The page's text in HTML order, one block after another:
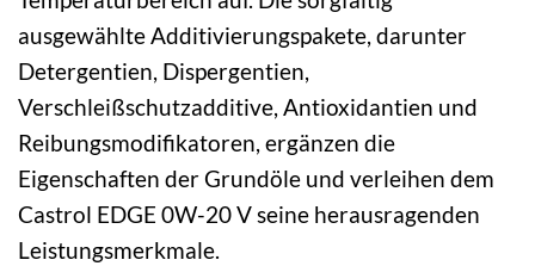
ausgewählte Additivierungspakete, darunter
Detergentien, Dispergentien,
Verschleißschutzadditive, Antioxidantien und
Reibungsmodifikatoren, ergänzen die
Eigenschaften der Grundöle und verleihen dem
Castrol EDGE 0W-20 V seine herausragenden
Leistungsmerkmale.